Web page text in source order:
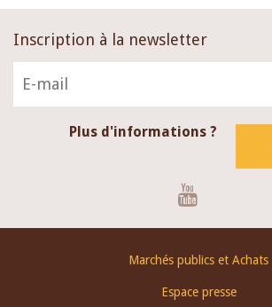
Inscription à la newsletter
Plus d'informations ?
Marchés publics et Achats
Espace presse